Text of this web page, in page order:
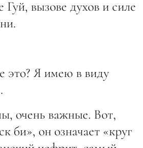
вызове духов и силе
это? Я имею в виду
очень важные. Вот,
би», он означает «круг